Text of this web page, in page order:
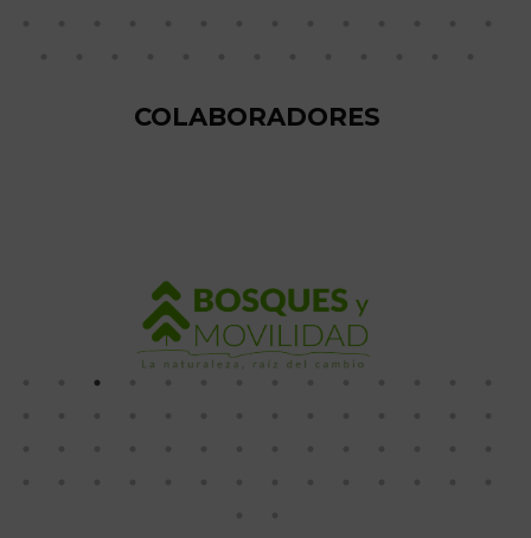
COLABORADORES